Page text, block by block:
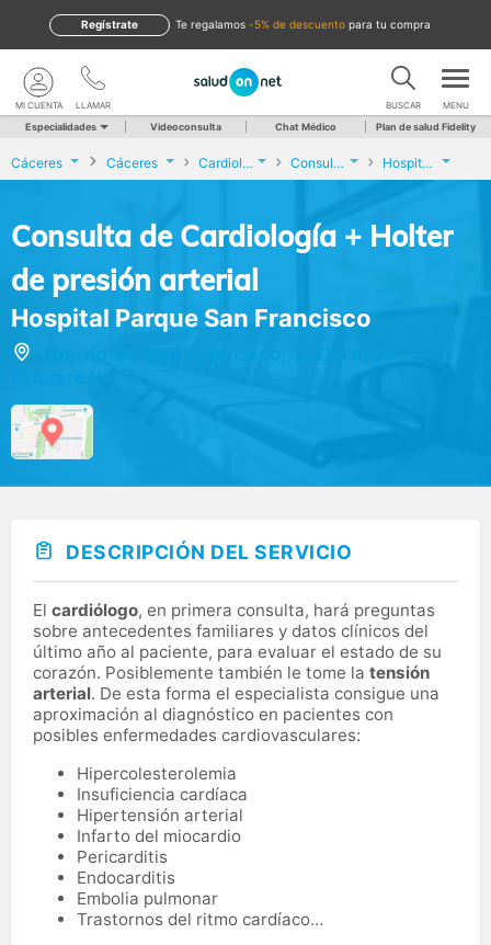
te regalamos -5% de descuento para tu compra
Regístrate
LLAMAR
MI CUENTA BUSCAR MENU
Especialidades Videoconsulta Chat Médico Plan de salud Fidelity
Cáceres Cáceres Cardiología Consulta de Cardiología + Holter de presión arterial Hospital Parque San Francisco
Consulta de Cardiología + Holter
de presión arterial
Hospital Parque San Francisco
DESCRIPCIÓN DEL SERVICIO
El cardiólogo, en primera consulta, hará preguntas
sobre antecedentes familiares y datos clínicos del
último año al paciente, para evaluar el estado de su
corazón. Posiblemente también le tome la tensión
arterial. De esta forma el especialista consigue una
aproximación al diagnóstico en pacientes con
posibles enfermedades cardiovasculares:
Hipercolesterolemia
Insuficiencia cardíaca
Hipertensión arterial
Infarto del miocardio
Pericarditis
Endocarditis
Embolia pulmonar
Trastornos del ritmo cardíaco…